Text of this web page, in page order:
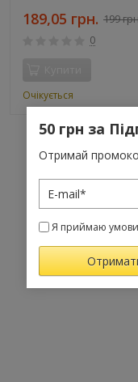
189,05 грн. 199
0
Очікується
50 грн за
Отримай
Я приймаю умови